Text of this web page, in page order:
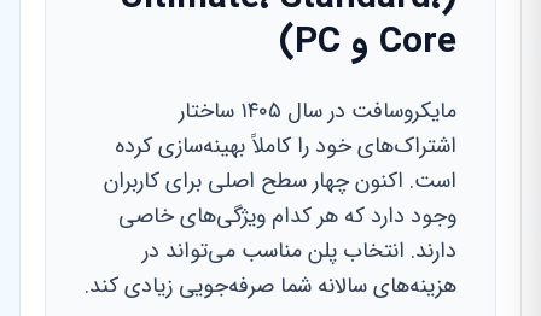
Core و PC)
مایکروسافت در سال ۱۴۰۵ ساختار
اشتراک‌های خود را کاملاً بهینه‌سازی کرده
است. اکنون چهار سطح اصلی برای کاربران
وجود دارد که هر کدام ویژگی‌های خاصی
دارند. انتخاب پلن مناسب می‌تواند در
هزینه‌های سالانه شما صرفه‌جویی زیادی کند.